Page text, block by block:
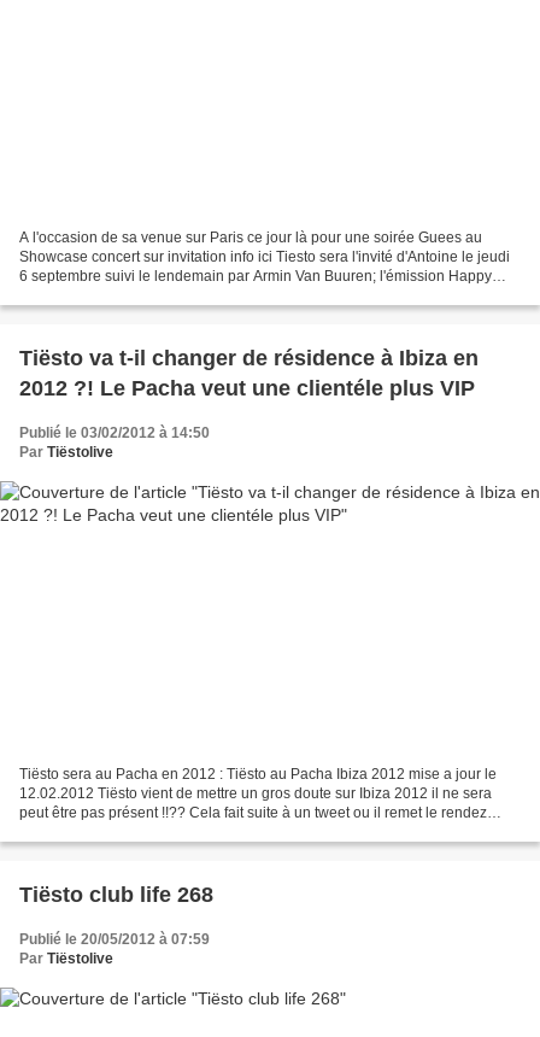
A l'occasion de sa venue sur Paris ce jour là pour une soirée Guees au
Showcase concert sur invitation info ici Tiesto sera l'invité d'Antoine le jeudi
6 septembre suivi le lendemain par Armin Van Buuren; l'émission Happy
Tiësto va t-il changer de résidence à Ibiza en
2012 ?! Le Pacha veut une clientéle plus VIP
Publié le 03/02/2012 à 14:50
Par Tiëstolive
Tiësto sera au Pacha en 2012 : Tiësto au Pacha Ibiza 2012 mise a jour le
12.02.2012 Tiësto vient de mettre un gros doute sur Ibiza 2012 il ne sera
peut être pas présent !!?? Cela fait suite à un tweet ou il remet le rendez
Tiësto club life 268
Publié le 20/05/2012 à 07:59
Par Tiëstolive